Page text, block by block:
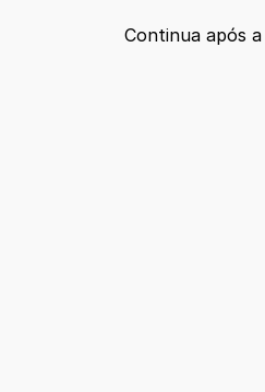
Continua após